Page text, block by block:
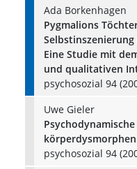
Ada Borkenhagen
Pygmalions
Eine Studie mit
und qualitativen
psychosozial 94
Uwe Gieler
körperdysmorphen
psychosozial 94